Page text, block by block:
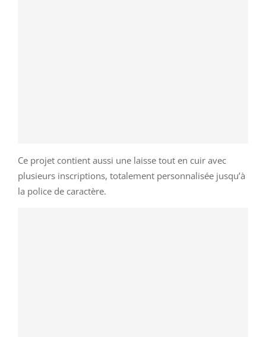
Ce projet contient aussi une laisse tout en cuir avec
plusieurs inscriptions, totalement personnalisée jusqu’à
la police de caractère.